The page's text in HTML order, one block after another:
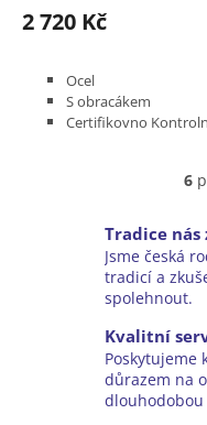
2 720 Kč
Ocel
S obracákem
Certifikovno
6
Tradice nás
Jsme česká
tradicí a
spolehnout.
Kvalitní
Poskytujeme
důrazem na